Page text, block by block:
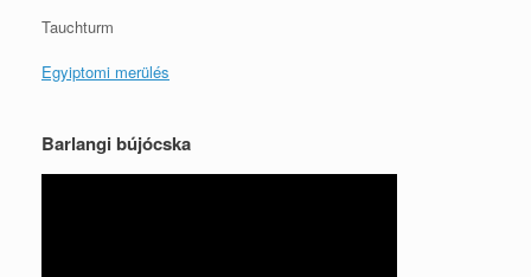
Tauchturm
Egyiptomi merülés
Barlangi bújócska